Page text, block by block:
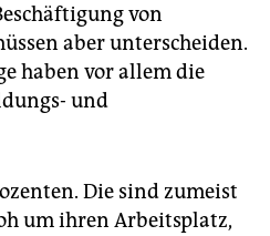
von
aber unterscheiden.
haben vor allem die
und
Die sind zumeist
um ihren Arbeitsplatz,